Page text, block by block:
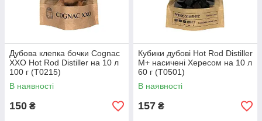
Дубова клепка бочки Cognac
XXO Hot Rod Distiller на 10 л
100 г (T0215)
В наявності
150 ₴
Кубики дубові Hot Rod Distiller
M+ насичені Хересом на 10 л
60 г (T0501)
В наявності
157 ₴